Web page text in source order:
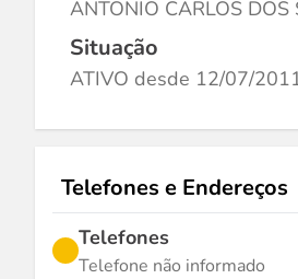
ANTONIO CARLOS DOS
Situação
ATIVO desde 12/07/
Telefones e Endereços
Telefones
Telefone não informado